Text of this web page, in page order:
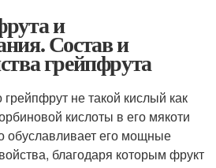
и
Состав и
грейпфрута
не такой кислый как
кислоты в его мякоти
обуславливает его мощные
благодаря которым фрукт